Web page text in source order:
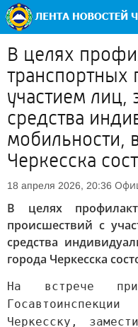
В целях
транспортных
участием лиц,
средства
мобильности,
Черкесска
18 апреля 2026, 20:36
В целях
происшествий с
средства
города Черкесска
На встрече
Черкесску,